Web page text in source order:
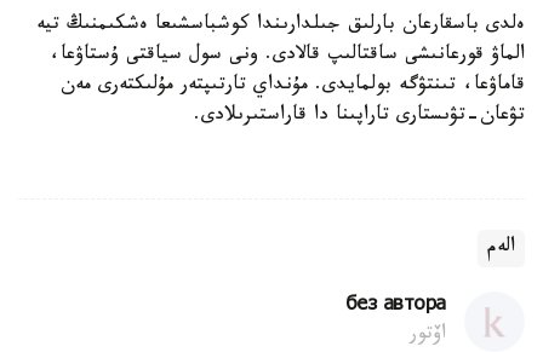
ەلدى باسقارعان بارلىق جىلدارىندا كوشباسشىعا ەشكىمنىڭ تيە
الماۋ قورعانىشى ساقتالىپ قالادى. ونى سول سياقتى ۇستاۋعا،
قاماۋعا، تىنتۋگە بولمايدى. مۇنداي تارتىپتەر مۇلىكتەرى مەن
تۋعان-تۋىستارى تاراپىنا دا قاراستىرىلادى.
الەم
без автора
اۆتور